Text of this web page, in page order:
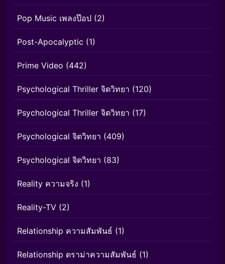
Pop Music เพลงป๊อป (2)
Post-Apocalyptic (1)
Prime Video (442)
Psychological Thriller จิตวิทยา (120)
Psychological Thriller จิตวิทยา (17)
Psychological จิตวิทยา (409)
Psychological จิตวิทยา (83)
Reality ความจริง (1)
Reality-TV (2)
Relationship ความสัมพันธ์ (1)
Relationship ดราม่าความสัมพันธ์ (1)